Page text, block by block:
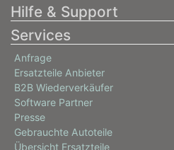
Hilfe & Support
Services
Anfrage
Ersatzteile Anbieter
B2B Wiederverkäufer
Software Partner
Presse
Gebrauchte Autoteile
Übersicht Ersatzteile